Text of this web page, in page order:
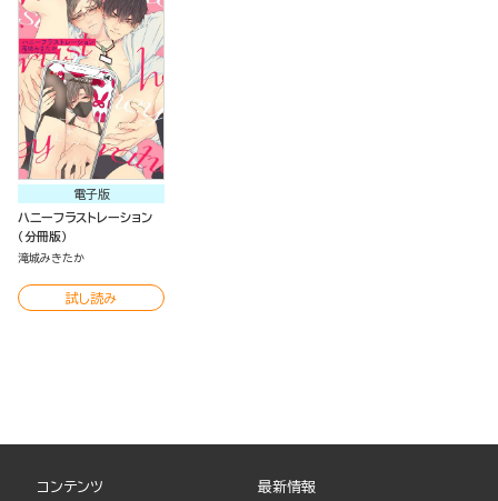
電子版
ハニーフラストレーション
（分冊版）
滝城みきたか
試し読み
コンテンツ 最新情報